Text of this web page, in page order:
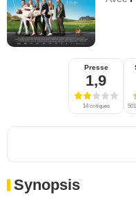
Presse
1,9
14 critiques
Synopsis